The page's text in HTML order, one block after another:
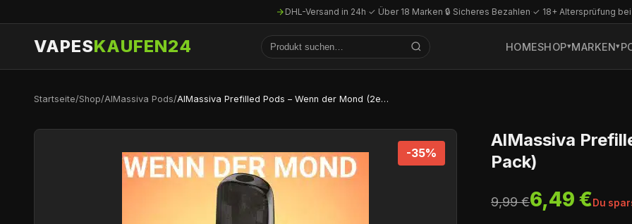
DHL-Versand in 24h·✓ Über 18 Marken·🔒 Sicheres Bezahlen·✓ 18+ Altersprüfung
VAPESKAUFEN24 HOMESHOP MARKEN
Startseite/Shop/AlMassiva Pods/ AlMassiva Prefilled Pods – Wenn der Mond (2er Pack)
-35%
AlMassiva
Pack)
9,99 €6,49 €Du